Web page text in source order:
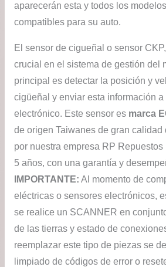
aparecerán esta y todos los
compatibles para su auto.
El sensor de cigueñal o sensor
crucial en el sistema de gestión del
principal es detectar la posición y
cigüeñal y enviar esta información a
electrónico. Este sensor es marca
de origen Taiwanes de gran calidad
por nuestra empresa RP Repuestos
5 años, con una garantía y
IMPORTANTE: Al momento de
eléctricas o sensores electrónicos,
se realice un SCANNER en
de las tierras y estado de
reemplazar este tipo de piezas se
limpiado de códigos de error o